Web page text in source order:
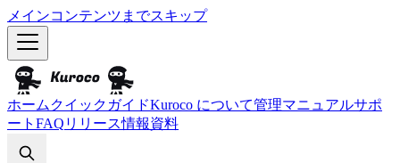
メインコンテンツまでスキップ
ホーム クイックガイドKuroco について管理マニュアルサポ
ート FAQ リリース情報資料